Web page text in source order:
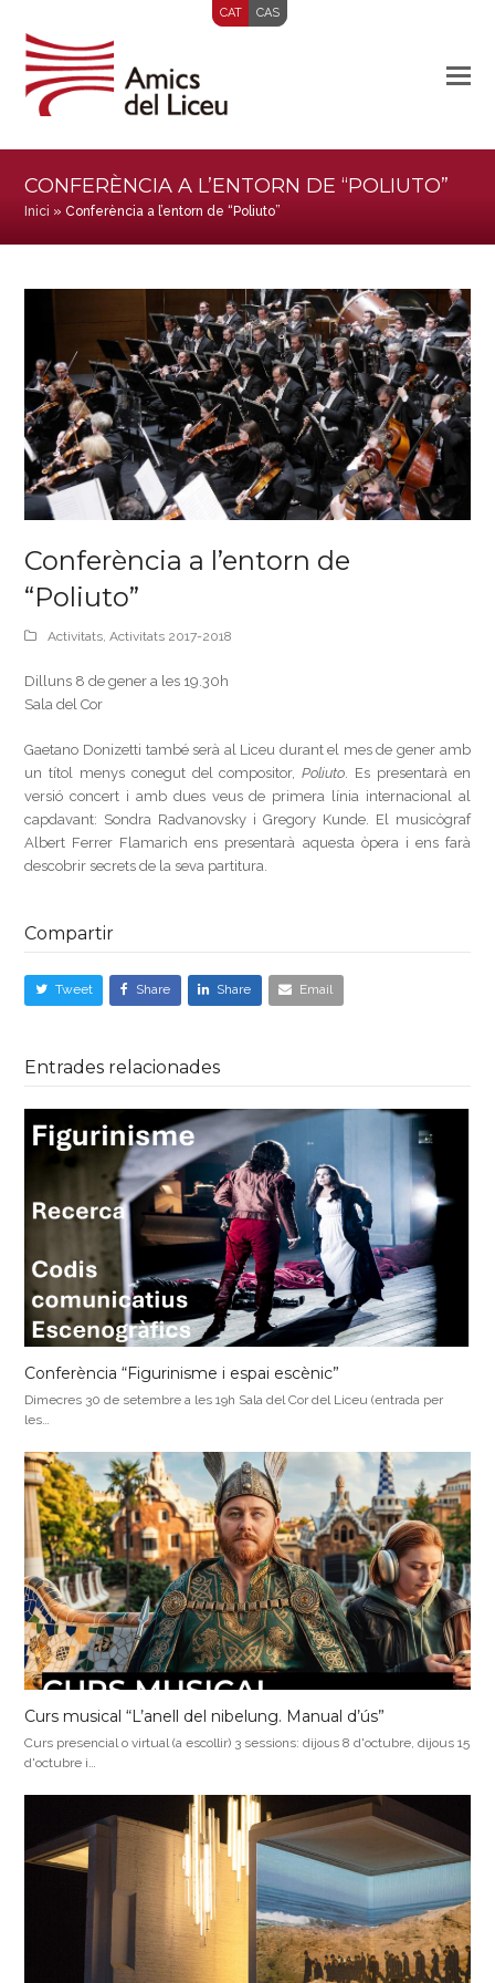
CAT CAS
CONFERÈNCIA A L’ENTORN DE “POLIUTO”
Inici »Conferència a l’entorn de “Poliuto”
Conferència a l’entorn de
“Poliuto”
Activitats,Activitats 2017-2018
Dilluns 8 de gener a les 19.30h
Sala del Cor
Gaetano Donizetti també serà al Liceu durant el mes de gener amb
un títol menys conegut del compositor,Poliuto . Es presentarà en
versió concert i amb dues veus de primera línia internacional al
capdavant: Sondra Radvanovsky i Gregory Kunde. El musicògraf
Albert Ferrer Flamarich ens presentarà aquesta òpera i ens farà
descobrir secrets de la seva partitura.
Compartir
Tweet Share Share Email
Entrades relacionades
Conferència “Figurinisme i espai escènic”
Dimecres 30 de setembre a les 19h Sala del Cor del Liceu (entrada per
les…
Curs musical “L’anell del nibelung. Manual d’ús”
Curs presencial o virtual (a escollir) 3 sessions: dijous 8 d'octubre, dijous 15
d'octubre i…